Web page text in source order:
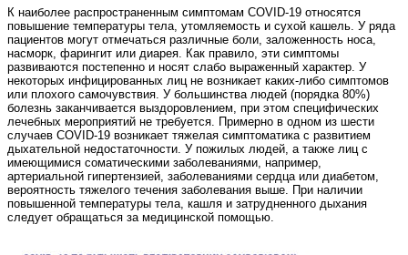
К наиболее распространенным симптомам COVID‑19 относятся
повышение температуры тела, утомляемость и сухой кашель. У ряда
пациентов могут отмечаться различные боли, заложенность носа,
насморк, фарингит или диарея. Как правило, эти симптомы
развиваются постепенно и носят слабо выраженный характер. У
некоторых инфицированных лиц не возникает каких-либо симптомов
или плохого самочувствия. У большинства людей (порядка 80%)
болезнь заканчивается выздоровлением, при этом специфических
лечебных мероприятий не требуется. Примерно в одном из шести
случаев COVID-19 возникает тяжелая симптоматика с развитием
дыхательной недостаточности. У пожилых людей, а также лиц с
имеющимися соматическими заболеваниями, например,
артериальной гипертензией, заболеваниями сердца или диабетом,
вероятность тяжелого течения заболевания выше. При наличии
повышенной температуры тела, кашля и затрудненного дыхания
следует обращаться за медицинской помощью.